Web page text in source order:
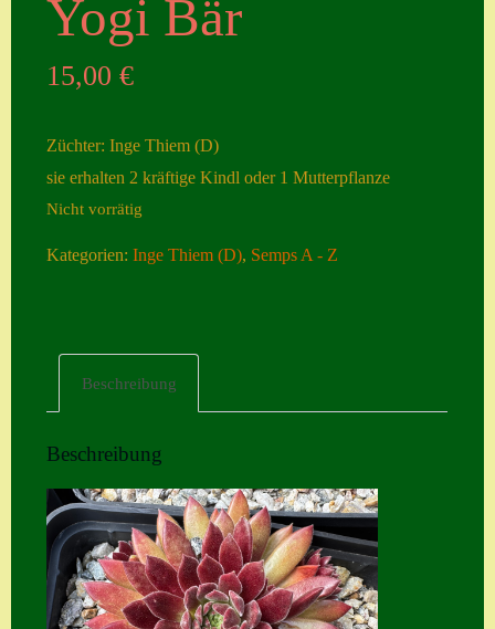
ngen
mit Semps
Heuffelii’s
Home
Hostas
Impressum
Yogi Bär
15,00€
Züchter: Inge Thiem (D)
sie erhalten 2 kräftige Kindl oder 1 Mutterpflanze
Nicht vorrätig
Kategorien:Inge Thiem (D), Semps A - Z
Beschreibung
Beschreibung